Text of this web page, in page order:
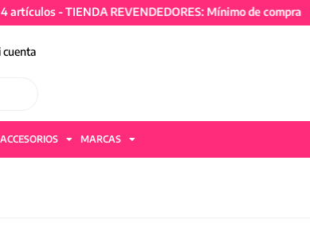
- TIENDA REVENDEDORES: Mínimo de compra
cuenta
MARCAS